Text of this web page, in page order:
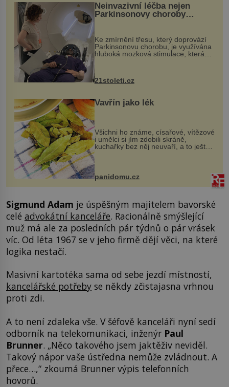
Neinvazivní léčba nejen
Parkinsonovy choroby
Ke zmírnění třesu, který doprovází
Parkinsonovu chorobu, je využívána
hluboká mozková stimulace, která
však vyžaduje vysoce invazivní
k dostatečně přesnému zacílení ...
21stoleti.cz
Vavřín jako lék
Všichni ho známe, císařové, vítězové
i umělci si jím zdobili skráně,
kuchařky bez něj neuvaří, a to ještě
nevíte, že bobkový list může výrazně
zmírnit některé naše neduhy.
Obsahuje v malém množství ně...
panidomu.cz
Sigmund Adam je úspěšným majitelem bavorské
celé advokátní kanceláře. Racionálně smýšlející
muž má ale za posledních pár týdnů o pár vrásek
víc. Od léta 1967 se v jeho firmě dějí věci, na které
logika nestačí.
Masivní kartotéka sama od sebe jezdí místností,
kancelářské potřeby se někdy zčistajasna vrhnou
proti zdi.
A to není zdaleka vše. V šéfově kanceláři nyní sedí
odborník na telekomunikaci, inženýr Paul
Brunner. „Něco takového jsem jaktěživ neviděl.
Takový nápor vaše ústředna nemůže zvládnout. A
přece…,“ zkoumá Brunner výpis telefonních
hovorů.